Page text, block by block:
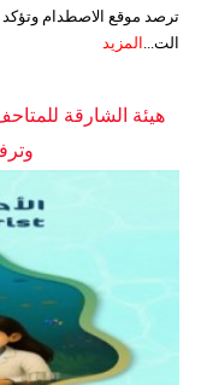
ترصد موقع الاصطدام
الت...
المزيد
هيئة الشارقة